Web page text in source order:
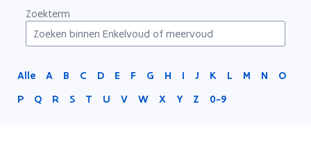
Zoekterm
Alle A B C D E F G H I J K L M N
O
P
Q R S T U V W X Y Z 0-9